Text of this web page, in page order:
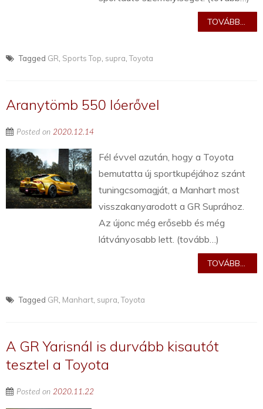
TOVÁBB...
Tagged GR Sports Top supra ,Toyota
Aranytömb 550 lóerővel
Posted on 2020.12.14
Fél évvel azután, hogy a Toyota
bemutatta új sportkupéjához szánt
tuningcsomagját, a Manhart most
visszakanyarodott a GR Suprához.
Az újonc még erősebb és még
látványosabb lett. (tovább…)
TOVÁBB...
Tagged GR Manhart supra ,Toyota
A GR Yarisnál is durvább kisautót
tesztel a Toyota
Posted on 2020.11.22